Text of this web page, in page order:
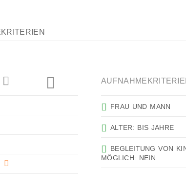
FRAU UND MANN
ALTER: BIS JAHRE
BEGLEITUNG VON
MÖGLICH: NEIN